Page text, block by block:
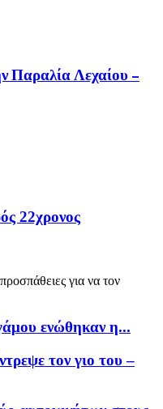
Παραλία Λεχαίου –
22χρονος
για να τον
ενώθηκαν η...
τον γιο του –